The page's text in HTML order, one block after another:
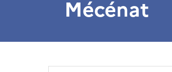
Mécénat